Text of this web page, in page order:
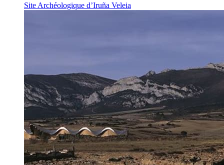
Site Archéologique d’Iruña Veleia